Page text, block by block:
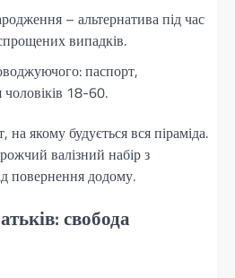
– альтернатива під час
випадків.
паспорт,
чоловіків 18-60.
якому будується вся піраміда.
валізний набір з
повернення додому.
свобода